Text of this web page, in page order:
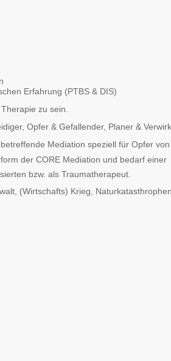
Erfahrung (PTBS & DIS)
zu sein.
Opfer & Gefallender, Planer &
Mediation speziell für Opfer von
der CORE Mediation und bedarf einer
bzw. als Traumatherapeut.
(Wirtschafts) Krieg,